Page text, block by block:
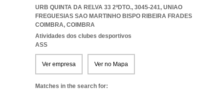
URB QUINTA DA RELVA 33 2ºDTO., 3045-241, UNIAO
FREGUESIAS SAO MARTINHO BISPO RIBEIRA FRADES
COIMBRA, COIMBRA
Atividades dos clubes desportivos
ASS
Ver empresa Ver no Mapa
Matches in the search for: